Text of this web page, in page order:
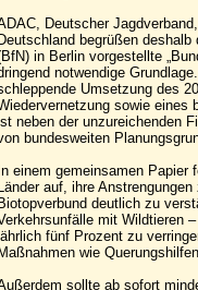
Deutscher
begrüßen
in Berlin vorgestellte
notwendige
Umsetzung des
sowie eines
neben der unzureichenden
bundesweiten
einem gemeinsamen Papier
auf, ihre
deutlich zu
mit Wildtieren
fünf Prozent zu
wie
sollte ab sofort